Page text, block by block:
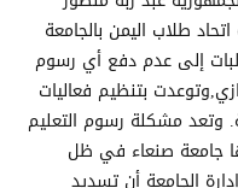
طلاب اليمن بالجامعة
إلى عدم دفع أي رسوم
بتنظيم فعاليات
وتعد مشكلة رسوم التعليم
جامعة صنعاء في ظل
الجامعة أن تسديد